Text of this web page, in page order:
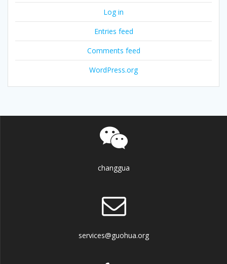
Log in
Entries feed
Comments feed
WordPress.org
changgua
services@guohua.org